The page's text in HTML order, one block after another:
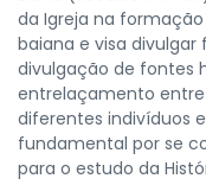
da Igreja na
baiana e visa
divulgação de fontes
entrelaçamento entre
diferentes indivíduos
fundamental por se
para o estudo da